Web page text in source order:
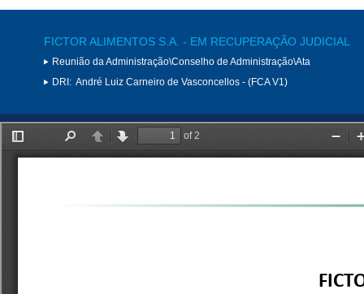
FICTOR ALIMENTOS S.A. - EM RECUPERAÇÃO JUDICIAL
Reunião da Administração\Conselho de Administração\Ata
DRI: André Luiz Carneiro de Vasconcellos - (FCA V1)